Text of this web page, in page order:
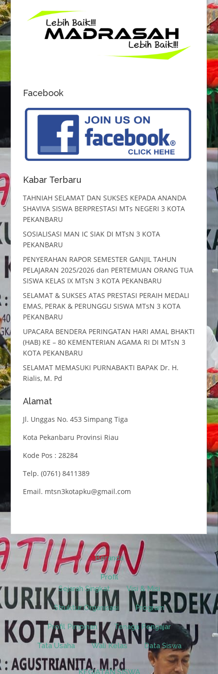
Facebook
Kabar Terbaru
TAHNIAH SELAMAT DAN SUKSES KEPADA ANANDA
SHAVIVA SISWA BERPRESTASI MTs NEGERI 3 KOTA
PEKANBARU
SOSIALISASI MAN IC SIAK DI MTsN 3 KOTA
PEKANBARU
PENYERAHAN RAPOR SEMESTER GANJIL TAHUN
PELAJARAN 2025/2026 dan PERTEMUAN ORANG TUA
SISWA KELAS IX MTsN 3 KOTA PEKANBARU
SELAMAT & SUKSES ATAS PRESTASI PERAIH MEDALI
EMAS, PERAK & PERUNGGU SISWA MTsN 3 KOTA
PEKANBARU
UPACARA BENDERA PERINGATAN HARI AMAL BHAKTI
(HAB) KE – 80 KEMENTERIAN AGAMA RI DI MTsN 3
KOTA PEKANBARU
SELAMAT MEMASUKI PURNABAKTI BAPAK Dr. H.
Rialis, M. Pd
Alamat
Jl. Unggas No. 453 Simpang Tiga
Kota Pekanbaru Provinsi Riau
Kode Pos : 28284
Telp. (0761) 8411389
Email. mtsn3kotapku@gmail.com
Beranda
Profil
Sejarah Singkat
Visi & Misi
Struktur Organisasi Program
Profil Pimpinan Tenaga Pengajar
Tata Usaha Wali Kelas Data Siswa
KEGIATAN SISWA